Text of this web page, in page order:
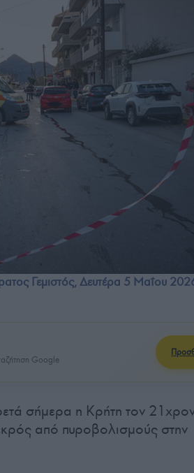
Γεμιστός, Δευτέρα 5 Μαΐου
Google
σήμερα η Κρήτη τον
από πυροβολισμούς στην